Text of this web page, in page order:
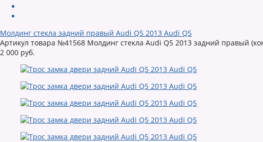
Молдинг стекла задний правый Audi Q5 2013 Audi Q5
Артикул товара №41568 Молдинг стекла Audi Q5 2013 задний правый
2 000 руб.